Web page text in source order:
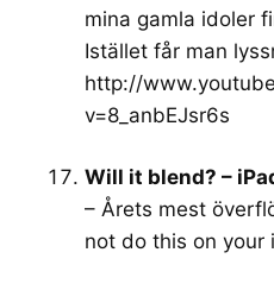
mina gamla idoler
Istället får man
http://
v=8_anbEJsr6s
Will it blend? –
– Årets mest
not do this on your